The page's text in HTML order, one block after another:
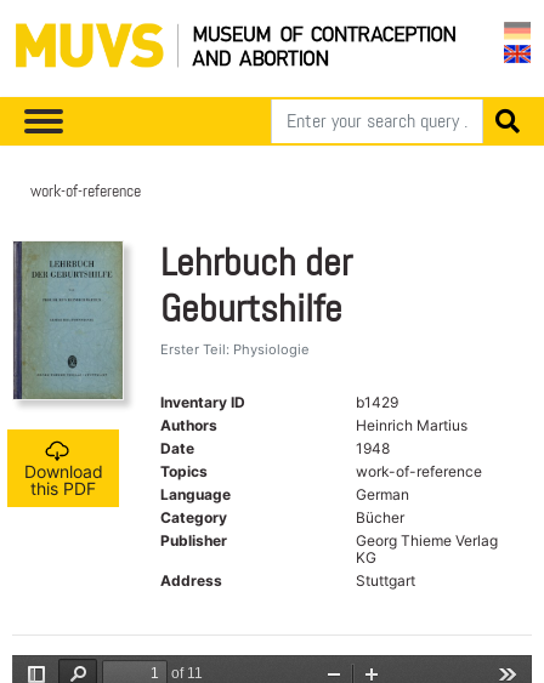
work-of-reference
Download
this PDF
Lehrbuch der
Geburtshilfe
Erster Teil: Physiologie
Inventary ID
b1429
Authors
Heinrich Martius
Date
1948
Topics
work-of-reference
Language
German
Category
Bücher
Publisher
Georg Thieme Verlag
KG
Address
Stuttgart